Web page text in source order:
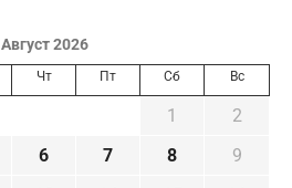
Август 2026
Чт Пт Сб Вс
1
2
6 7 8
9